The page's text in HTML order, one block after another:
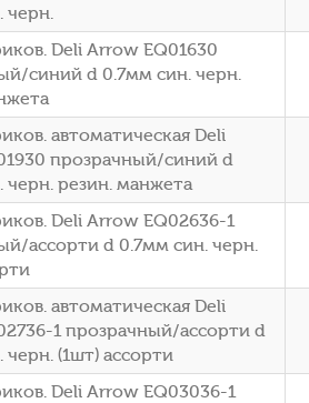
черн.
Deli Arrow EQ01630
синий d 0.7мм син. черн.
автоматическая Deli
прозрачный/синий d
черн. резин. манжета
Deli Arrow EQ02636-1
ассорти d 0.7мм син. черн.
автоматическая Deli
1 прозрачный/ассорти d
(1шт) ассорти
Deli Arrow EQ03036-1